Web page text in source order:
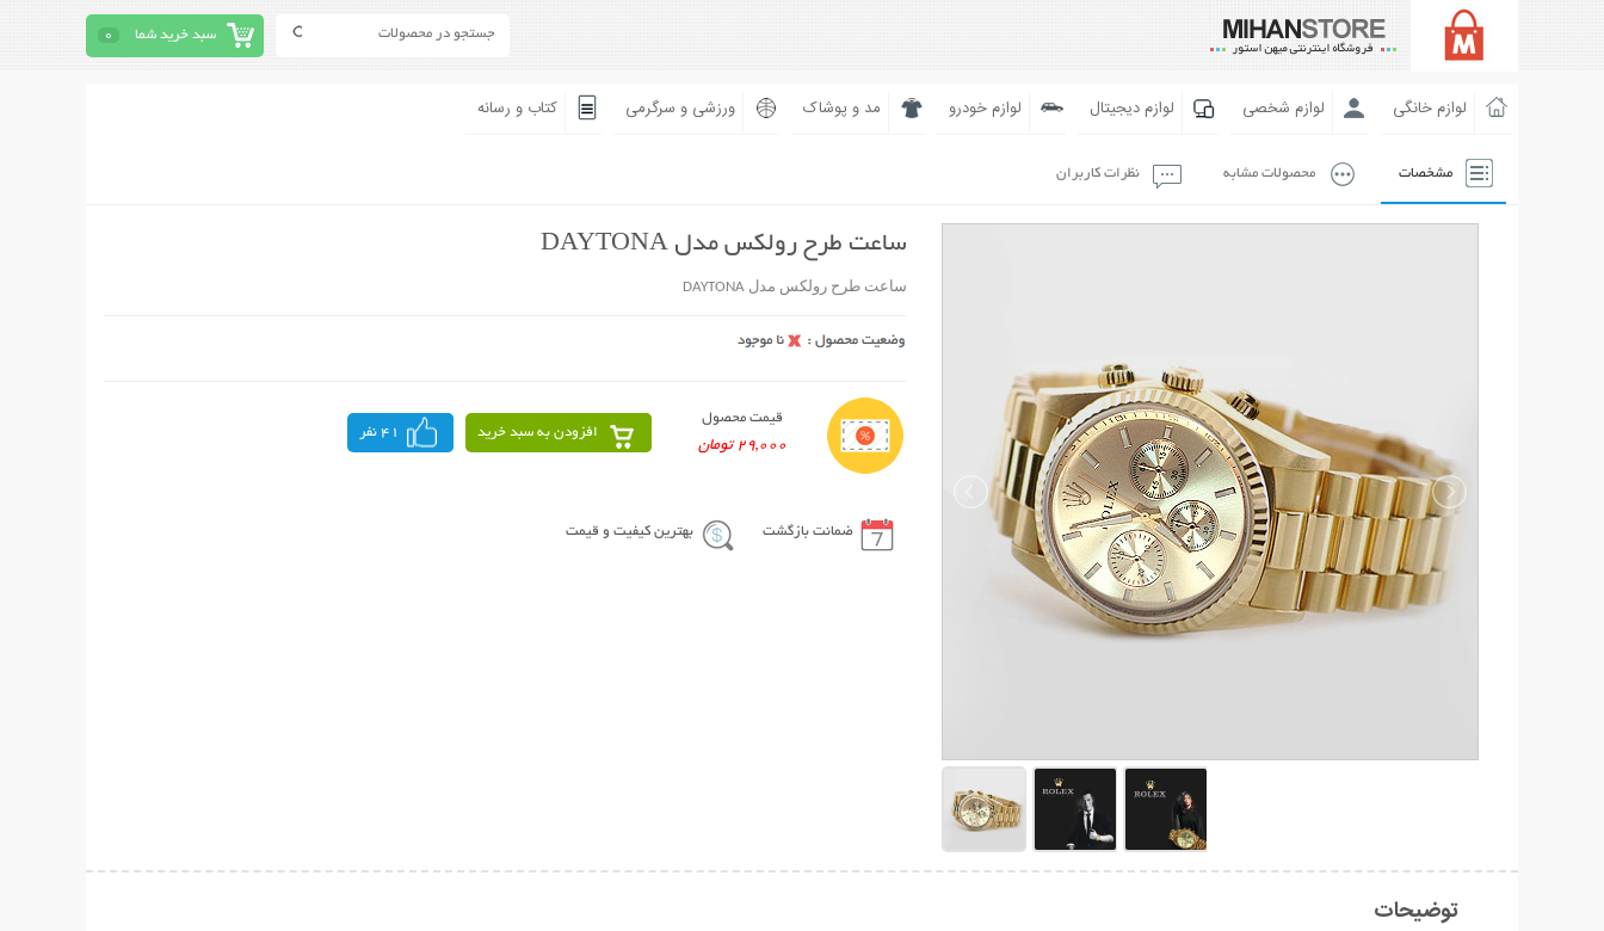
سبد خرید شما 0
لوازم خانگی لوازم شخصی لوازم دیجیتال لوازم خودرو مد و پوشاک ورزشی و سرگرمی کتاب و رسانه
مشخصات محصولات مشابه نظرات کاربران
ساعت طرح رولکس مدل DAYTONA
ساعت طرح رولکس مدل DAYTONA
قیمت محصول
29,000 تومان
افزودن به سبد خرید 41 نفر
ضمانت بازگشت بهترین کیفیت و قیمت
توضیحات